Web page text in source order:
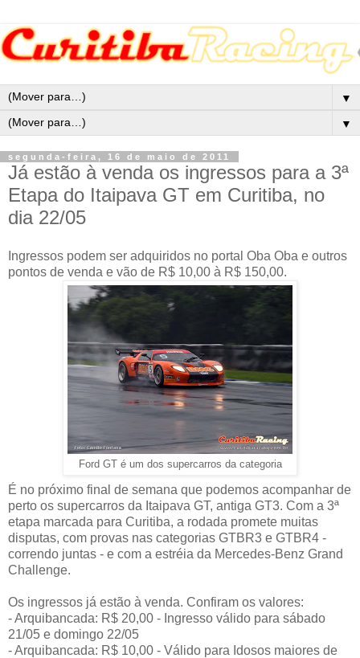
▼
▼
segunda-feira, 16 de maio de 2011
Já estão à venda os ingressos para a 3ª
Etapa do Itaipava GT em Curitiba, no
dia 22/05
Ingressos podem ser adquiridos no portal Oba Oba e outros
pontos de venda e vão de R$ 10,00 à R$ 150,00.
Ford GT é um dos supercarros da categoria
É no próximo final de semana que podemos acompanhar de
perto os supercarros da Itaipava GT, antiga GT3. Com a 3ª
etapa marcada para Curitiba, a rodada promete muitas
disputas, com provas nas categorias GTBR3 e GTBR4 -
correndo juntas - e com a estréia da Mercedes-Benz Grand
Challenge.
Os ingressos já estão à venda. Confiram os valores:
- Arquibancada: R$ 20,00 - Ingresso válido para sábado
21/05 e domingo 22/05
- Arquibancada: R$ 10,00 - Válido para Idosos maiores de